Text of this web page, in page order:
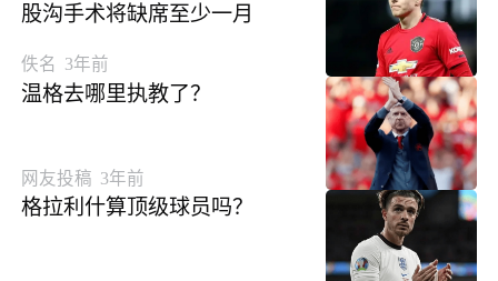
股沟手术将缺席至少一月
佚名 3年前
温格去哪里执教了？
网友投稿 3年前
格拉利什算顶级球员吗？